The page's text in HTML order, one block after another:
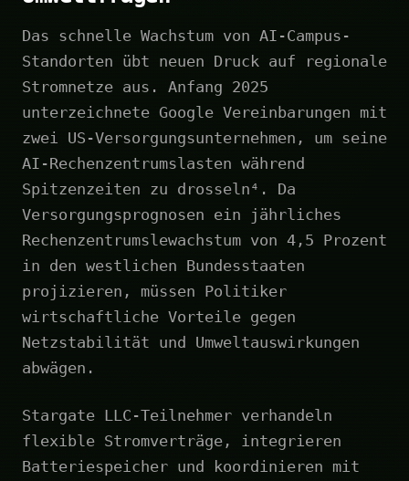
Das schnelle Wachstum von AI-Campus-
Standorten übt neuen Druck auf regionale
Stromnetze aus. Anfang 2025
unterzeichnete Google Vereinbarungen mit
zwei US-Versorgungsunternehmen, um seine
AI-Rechenzentrumslasten während
Spitzenzeiten zu drosseln⁴. Da
Versorgungsprognosen ein jährliches
Rechenzentrumslewachstum von 4,5 Prozent
in den westlichen Bundesstaaten
projizieren, müssen Politiker
wirtschaftliche Vorteile gegen
Netzstabilität und Umweltauswirkungen
abwägen.
Stargate LLC-Teilnehmer verhandeln
flexible Stromverträge, integrieren
Batteriespeicher und koordinieren mit